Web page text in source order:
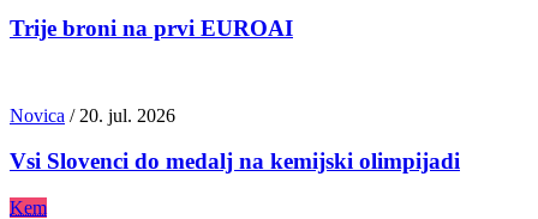
Trije broni na prvi EUROAI
Novica / 20. jul. 2026
Vsi Slovenci do medalj na kemijski olimpijadi
Kem